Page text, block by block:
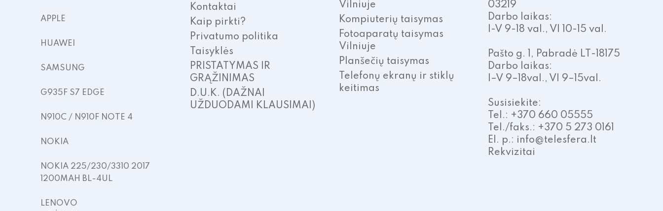
APPLE
HUAWEI
SAMSUNG
G935F S7 EDGE
N910C / N910F NOTE 4
NOKIA
NOKIA 225/230/3310 2017
1200MAH BL-4UL
LENOVO
Kontaktai
Kaip pirkti?
Privatumo politika
Taisyklės
PRISTATYMAS IR
GRĄŽINIMAS
D.U.K. (DAŽNAI
UŽDUODAMI KLAUSIMAI)
Vilniuje
Kompiuterių taisymas
Fotoaparatų taisymas
Vilniuje
Planšečių taisymas
Telefonų ekranų ir stiklų
keitimas
03219
Darbo laikas:
I-V 9-18 val., VI 10-15 val.
Pašto g. 1, Pabradė LT-18175
Darbo laikas:
I–V 9–18val., VI 9–15val.
Susisiekite:
Tel.: +370 660 05555
Tel./faks.: +370 5 273 0161
El. p.: info@telesfera.lt
Rekvizitai